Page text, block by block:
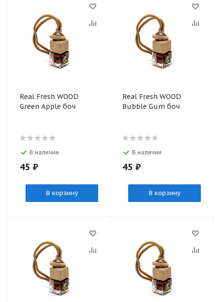
Real Fresh WOOD
Green Apple боч
В наличии
45 ₽
В корзину
Real Fresh WOOD
Bubble Gum боч
В наличии
45 ₽
В корзину